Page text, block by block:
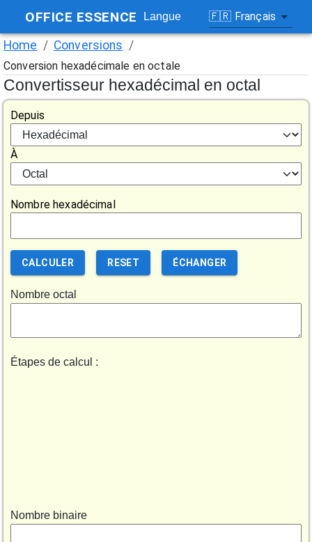
OFFICE ESSENCE Langue 🇫🇷 Français
Home / Conversions /
Conversion hexadécimale en octale
Convertisseur hexadécimal en octal
Depuis
À
Nombre hexadécimal
CALCULER RESET ÉCHANGER
Nombre octal
Étapes de calcul :
Nombre binaire